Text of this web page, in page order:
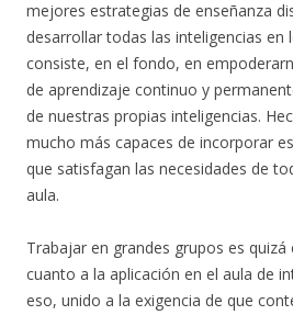
mejores estrategias de enseñanza
desarrollar todas las inteligencias en
consiste, en el fondo, en
de aprendizaje continuo y
de nuestras propias inteligencias.
mucho más capaces de incorporar
que satisfagan las necesidades de
aula.
Trabajar en grandes grupos es
cuanto a la aplicación en el aula de
eso, unido a la exigencia de que